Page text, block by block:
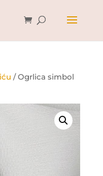
/ Ogrlica simbol